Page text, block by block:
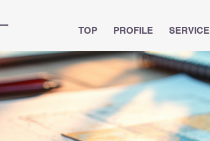
TOP PROFILE SERVICE